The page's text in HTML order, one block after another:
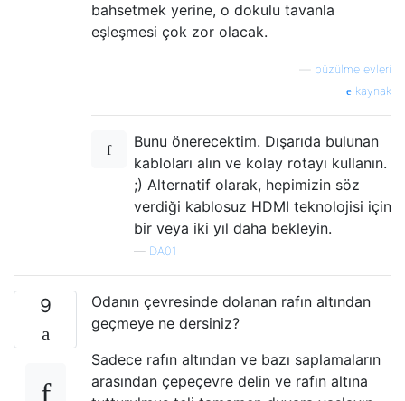
bahsetmek yerine, o dokulu tavanla
eşleşmesi çok zor olacak.
büzülme evleri
kaynak
Bunu önerecektim. Dışarıda bulunan
kabloları alın ve kolay rotayı kullanın.
;) Alternatif olarak, hepimizin söz
verdiği kablosuz HDMI teknolojisi için
bir veya iki yıl daha bekleyin.
— DA01
9
Odanın çevresinde dolanan rafın altından
geçmeye ne dersiniz?
Sadece rafın altından ve bazı saplamaların
arasından çepeçevre delin ve rafın altına